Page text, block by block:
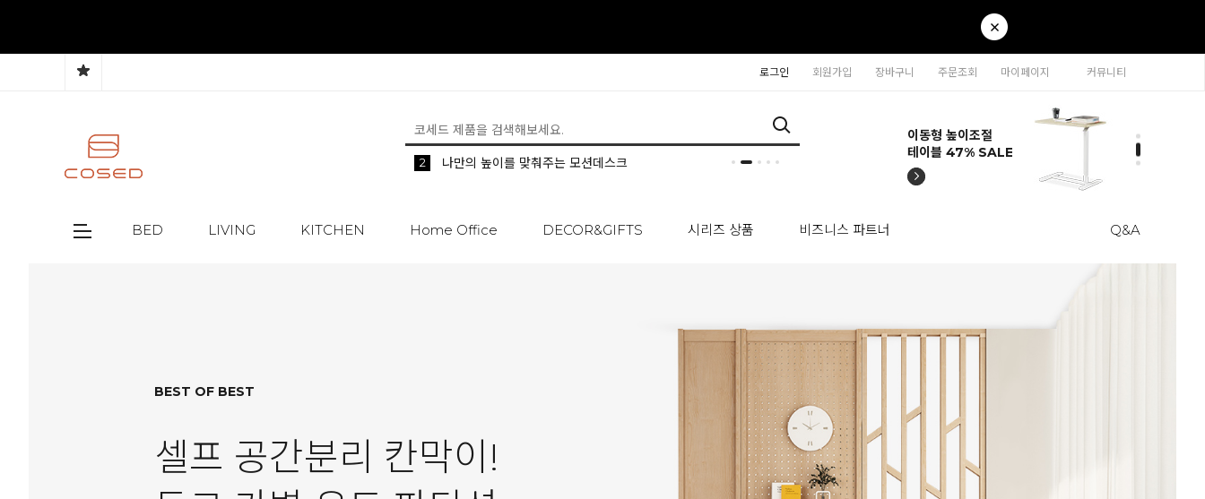
로그인 회원가입 장바구니 주문조회 마이페이지 커뮤니티
5 생활 속 편리한 이동식 사이드 테이블 시리즈
1 공간분리 인테리어의 시작 파티션
2 나만의 높이를 맞춰주는 모션데스크
티나 인테리어의자
57% SALE
카라 연결형책장
65% SALE
이동형 높이조절
테이블 47% SALE
티나 인테리어의자
57% SALE
카라 연결형책장
65% SALE
BED LIVING KITCHEN Home Office DECOR&GIFTS 시리즈 상품 비즈니스 파트너 Q&A
BEST OF BEST
셀프 공간분리 칸막이!